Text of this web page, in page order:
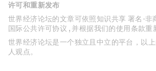
许可和重新发布
世界经济论坛的文章可依照知识共享 署名-非
国际公共许可协议 , 并根据我们的使用条款重
世界经济论坛是一个独立且中立的平台，以
人观点。